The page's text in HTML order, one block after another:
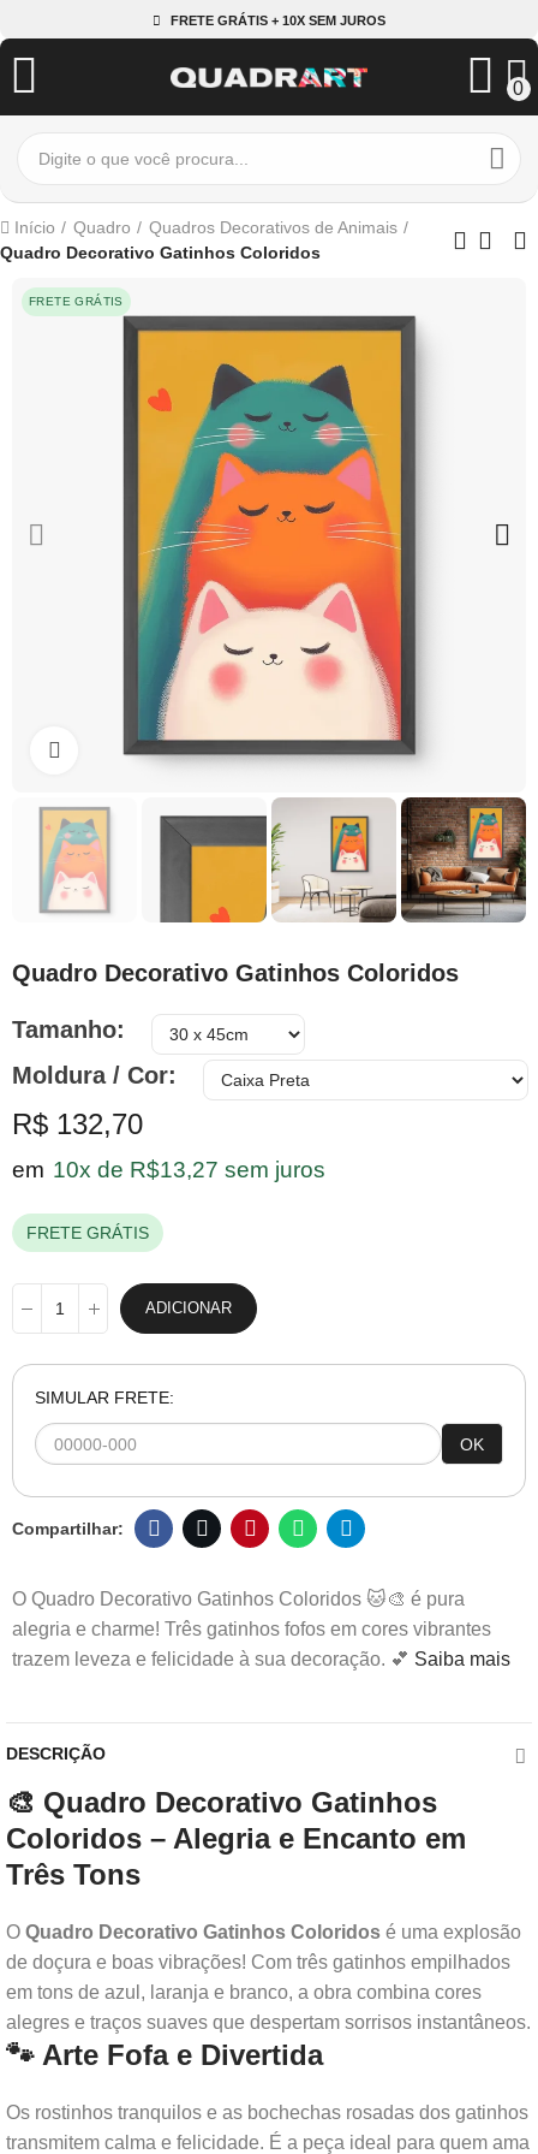
FRETE GRÁTIS + 10X SEM JUROS
0
Início Quadro
Quadros Decorativos de Animais
Quadro Decorativo Gatinhos Coloridos
FRETE GRÁTIS
Clique para ampliar
Quadro Decorativo Gatinhos Coloridos
Tamanho
Moldura / Cor
R$ 132,70
em 10x de R$13,27 sem juros
FRETE GRÁTIS
ADICIONAR
SIMULAR FRETE:
OK
O Quadro Decorativo Gatinhos Coloridos 🐱🎨 é pura
alegria e charme! Três gatinhos fofos em cores vibrantes
trazem leveza e felicidade à sua decoração. 💕 Saiba mais
DESCRIÇÃO
🎨 Quadro Decorativo Gatinhos
Coloridos – Alegria e Encanto em
Três Tons
O Quadro Decorativo Gatinhos Coloridos é uma explosão
de doçura e boas vibrações! Com três gatinhos empilhados
em tons de azul, laranja e branco, a obra combina cores
alegres e traços suaves que despertam sorrisos instantâneos.
🐾 Arte Fofa e Divertida
Os rostinhos tranquilos e as bochechas rosadas dos gatinhos
transmitem calma e felicidade. É a peça ideal para quem ama